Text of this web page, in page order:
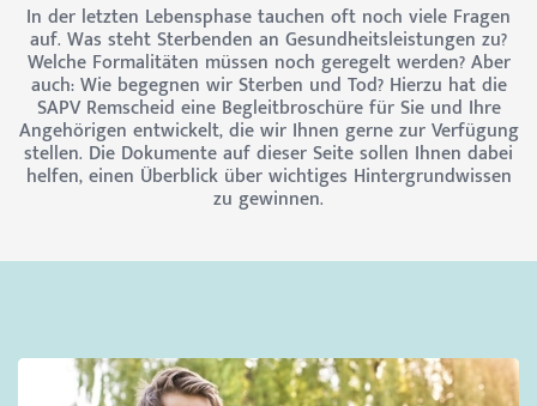
In der letzten Lebensphase tauchen oft noch viele Fragen
auf. Was steht Sterbenden an Gesundheitsleistungen zu?
Welche Formalitäten müssen noch geregelt werden? Aber
auch: Wie begegnen wir Sterben und Tod? Hierzu hat die
SAPV Remscheid eine Begleitbroschüre für Sie und Ihre
Angehörigen entwickelt, die wir Ihnen gerne zur Verfügung
stellen. Die Dokumente auf dieser Seite sollen Ihnen dabei
helfen, einen Überblick über wichtiges Hintergrundwissen
zu gewinnen.